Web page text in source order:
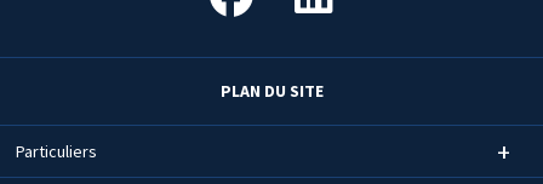
PLAN DU SITE
Particuliers